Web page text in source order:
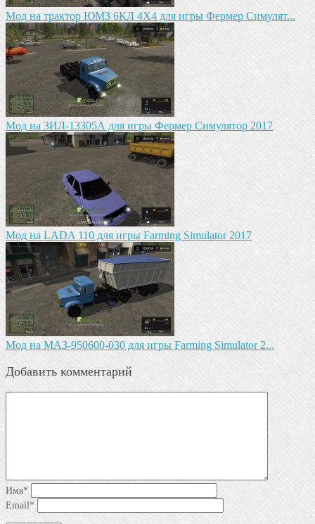
Мод на трактор ЮМЗ 6КЛ 4X4 для игры Фермер Симулят...
Мод на ЗИЛ-13305А для игры Фермер Симулятор 2017
Мод на LADA 110 для игры Farming Simulator 2017
Mод на МАЗ-950600-030 для игры Farming Simulator 2...
Добавить комментарий
Имя*
Email*